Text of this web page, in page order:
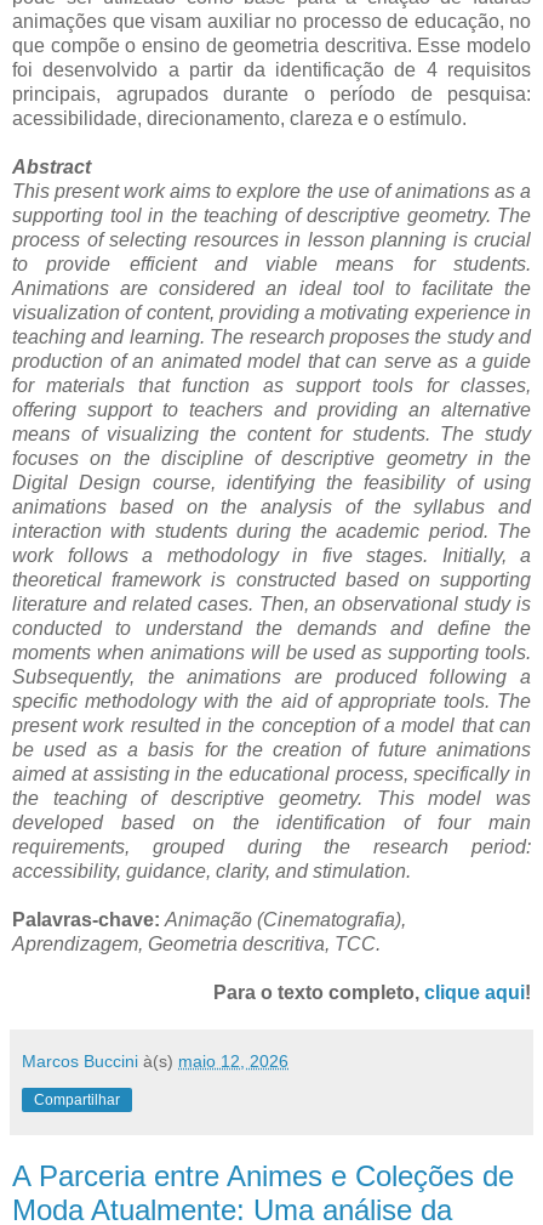
animações que visam auxiliar no processo de educação, no
que compõe o ensino de geometria descritiva. Esse modelo
foi desenvolvido a partir da identificação de 4 requisitos
principais, agrupados durante o período de pesquisa:
acessibilidade, direcionamento, clareza e o estímulo.
Abstract
This present work aims to explore the use of animations as a
supporting tool in the teaching of descriptive geometry. The
process of selecting resources in lesson planning is crucial
to provide efficient and viable means for students.
Animations are considered an ideal tool to facilitate the
visualization of content, providing a motivating experience in
teaching and learning. The research proposes the study and
production of an animated model that can serve as a guide
for materials that function as support tools for classes,
offering support to teachers and providing an alternative
means of visualizing the content for students. The study
focuses on the discipline of descriptive geometry in the
Digital Design course, identifying the feasibility of using
animations based on the analysis of the syllabus and
interaction with students during the academic period. The
work follows a methodology in five stages. Initially, a
theoretical framework is constructed based on supporting
literature and related cases. Then, an observational study is
conducted to understand the demands and define the
moments when animations will be used as supporting tools.
Subsequently, the animations are produced following a
specific methodology with the aid of appropriate tools. The
present work resulted in the conception of a model that can
be used as a basis for the creation of future animations
aimed at assisting in the educational process, specifically in
the teaching of descriptive geometry. This model was
developed based on the identification of four main
requirements, grouped during the research period:
accessibility, guidance, clarity, and stimulation.
Palavras-chave: Animação (Cinematografia),
Aprendizagem, Geometria descritiva, TCC.
Para o texto completo, clique aqui!
Marcos Buccini à(s) maio 12, 2026
Compartilhar
A Parceria entre Animes e Coleções de
Moda Atualmente: Uma análise da